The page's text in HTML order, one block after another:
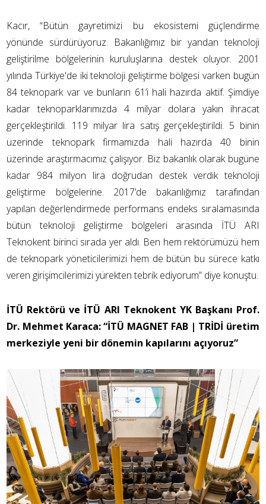
Kacır, “Bütün gayretimizi bu ekosistemi güçlendirme
yönünde sürdürüyoruz. Bakanlığımız bir yandan teknoloji
geliştirilme bölgelerinin kuruluşlarına destek oluyor. 2001
yılında Türkiye'de iki teknoloji geliştirme bölgesi varken bugün
84 teknopark var ve bunların 61’i hali hazırda aktif. Şimdiye
kadar teknoparklarımızda 4 milyar dolara yakın ihracat
gerçekleştirildi. 119 milyar lira satış gerçekleştirildi. 5 binin
üzerinde teknopark firmamızda hali hazırda 40 binin
üzerinde araştırmacımız çalışıyor. Biz bakanlık olarak bugüne
kadar 984 milyon lira doğrudan destek verdik teknoloji
geliştirme bölgelerine. 2017’de bakanlığımız tarafından
yapılan değerlendirmede performans endeks sıralamasında
bütün teknoloji geliştirme bölgeleri arasında İTÜ ARI
Teknokent birinci sırada yer aldı. Ben hem rektörümüzü hem
de teknopark yöneticilerimizi hem de bütün bu sürece katkı
veren girişimcilerimizi yürekten tebrik ediyorum” diye konuştu.
İTÜ Rektörü ve İTÜ ARI Teknokent YK Başkanı Prof.
Dr. Mehmet Karaca: “İTÜ MAGNET FAB | TRİDİ üretim
merkeziyle yeni bir dönemin kapılarını açıyoruz”